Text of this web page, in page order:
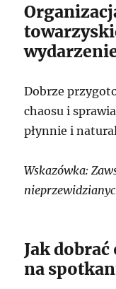
Dobrze
chaosu i
płynnie i
Wskazówka:
Jak
na